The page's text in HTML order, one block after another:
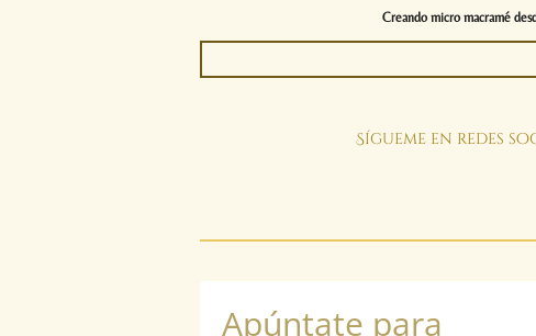
Creando micro macramé
Sígueme en redes
Apúntate para